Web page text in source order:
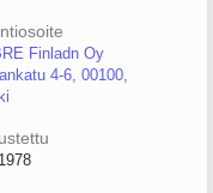
Finladn Oy
4-6, 00100,